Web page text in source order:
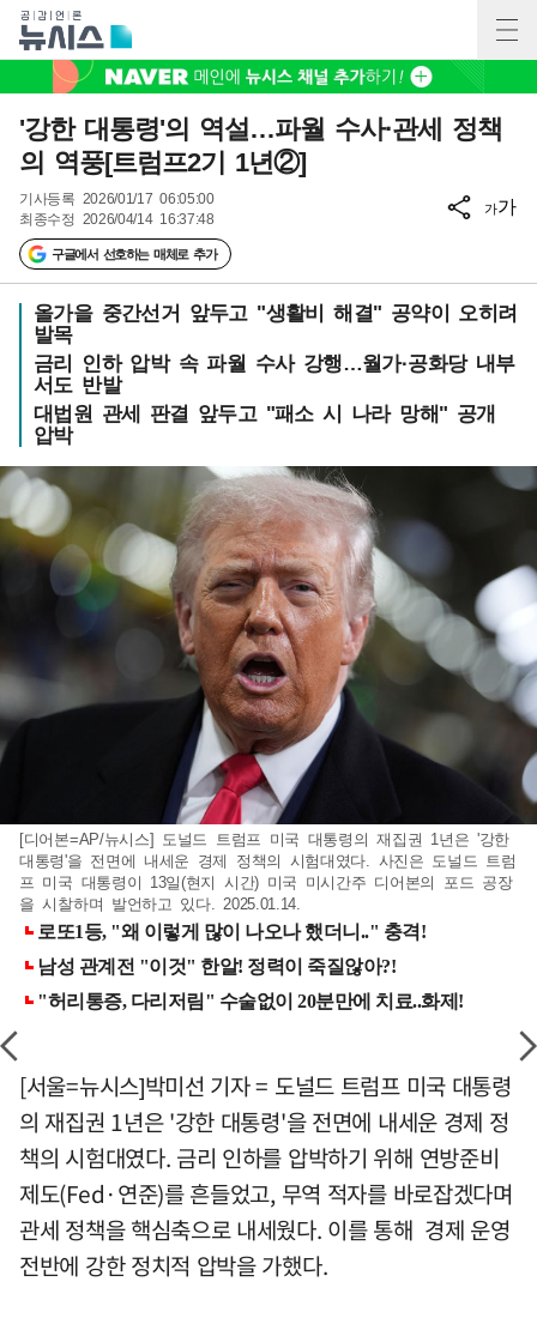
'강한 대통령'의 역설…파월 수사·관세 정책
의 역풍[트럼프2기 1년②]
기사등록 2026/01/17 06:05:00
최종수정 2026/04/14 16:37:48
구글에서 선호하는 매체로 추가
가가
올가을 중간선거 앞두고 "생활비 해결" 공약이 오히려
발목
금리 인하 압박 속 파월 수사 강행…월가·공화당 내부
서도 반발
대법원 관세 판결 앞두고 "패소 시 나라 망해" 공개
압박
[디어본=AP/뉴시스] 도널드 트럼프 미국 대통령의 재집권 1년은 '강한
대통령'을 전면에 내세운 경제 정책의 시험대였다. 사진은 도널드 트럼
프 미국 대통령이 13일(현지 시간) 미국 미시간주 디어본의 포드 공장
을 시찰하며 발언하고 있다. 2025.01.14.
[서울=뉴시스]박미선 기자 = 도널드 트럼프 미국 대통령
의 재집권 1년은 '강한 대통령'을 전면에 내세운 경제 정
책의 시험대였다. 금리 인하를 압박하기 위해 연방준비
제도(Fed·연준)를 흔들었고, 무역 적자를 바로잡겠다며
관세 정책을 핵심축으로 내세웠다. 이를 통해 경제 운영
전반에 강한 정치적 압박을 가했다.